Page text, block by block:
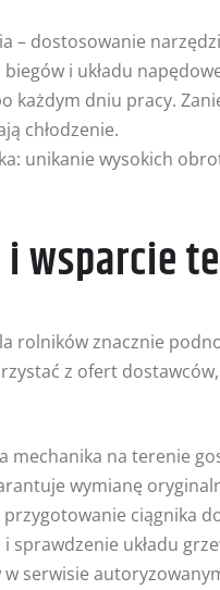
– dostosowanie
i układu
każdym dniu pracy.
chłodzenie.
unikanie wysokich
wsparcie
rolników znacznie
z ofert
mechanika na terenie
wymianę
przygotowanie ciągnika
układu
serwisie